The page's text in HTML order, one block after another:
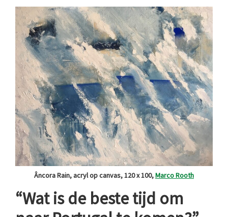
Âncora Rain, acryl op canvas, 120 x 100,Marco Rooth
“Wat is de beste tijd om